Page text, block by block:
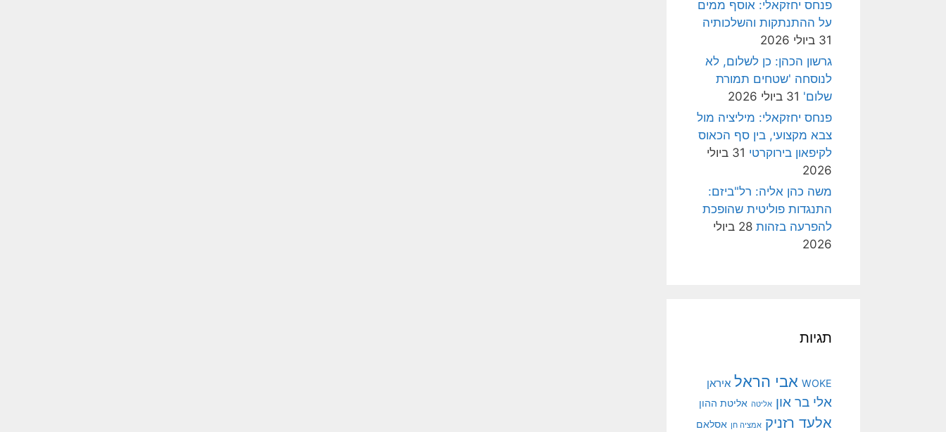
פנחס יחזקאלי: אוסף ממים
על ההתנתקות והשלכותיה
31 ביולי 2026
גרשון הכהן: כן לשלום, לא
לנוסחה 'שטחים תמורת
שלום' 31 ביולי 2026
פנחס יחזקאלי: מיליציה מול
צבא מקצועי, בין סף הכאוס
לקיפאון בירוקרטי
31 ביולי
2026
משה כהן אליה: רל"ביזם:
התנגדות פוליטית שהופכת
להפרעה בזהות
28 ביולי
2026
תגיות
WOKE אבי הראל איראן
אלי בר און אליטה אליטת ההון
אלעד רזניק אמציה חן אסלאם